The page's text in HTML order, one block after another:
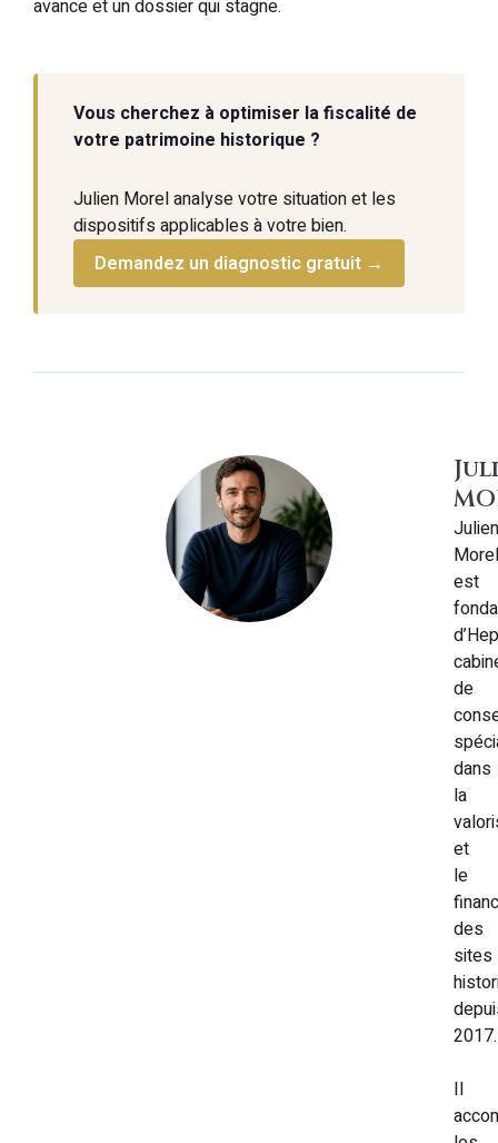
avance et un dossier qui stagne.
Vous cherchez à optimiser la fiscalité de
votre patrimoine historique ?
Julien Morel analyse votre situation et les
dispositifs applicables à votre bien.
Demandez un diagnostic gratuit →
Julien
Morel
est
de
dans
la
et
le
des
sites
2017.
Il